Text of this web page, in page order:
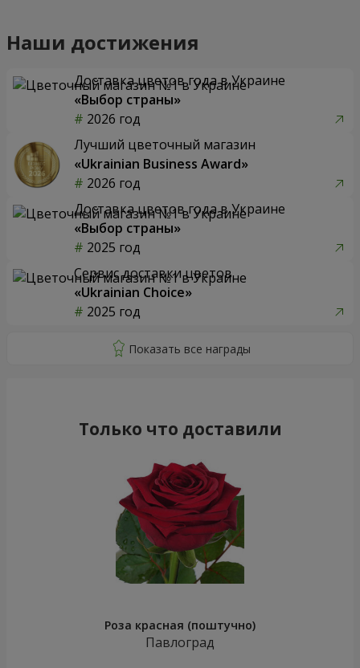
Наши достижения
Доставка цветов года в Украине
«Выбор страны»
2026 год
Лучший цветочный магазин
«Ukrainian Business Award»
2026 год
Доставка цветов года в Украине
«Выбор страны»
2025 год
Сервис доставки цветов
«Ukrainian Choice»
2025 год
Только что доставили
Роза красная (поштучно)
Павлоград